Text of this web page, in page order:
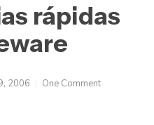
rápidas
2006 One Comment